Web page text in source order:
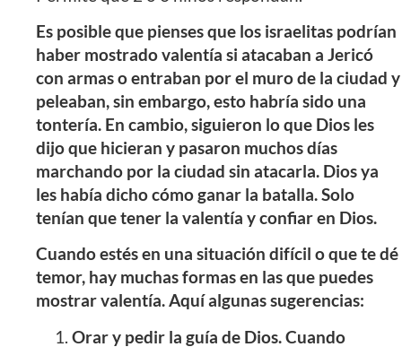
Es posible que pienses que los israelitas podrían
haber mostrado valentía si atacaban a Jericó
con armas o entraban por el muro de la ciudad y
peleaban, sin embargo, esto habría sido una
tontería. En cambio, siguieron lo que Dios les
dijo que hicieran y pasaron muchos días
marchando por la ciudad sin atacarla. Dios ya
les había dicho cómo ganar la batalla. Solo
tenían que tener la valentía y confiar en Dios.
Cuando estés en una situación difícil o que te dé
temor, hay muchas formas en las que puedes
mostrar valentía. Aquí algunas sugerencias:
Orar y pedir la guía de Dios. Cuando